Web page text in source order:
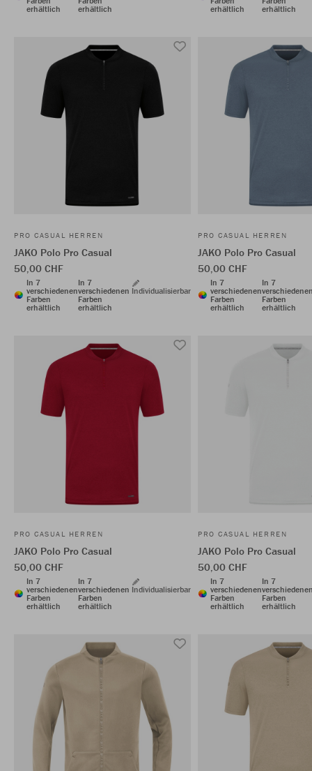
erhältlich
erhältlich
erhältlich
erhältlich
PRO CASUAL HERREN
JAKO Polo Pro Casual
50,00 CHF
In 7
verschiedenen
Farben
erhältlich
In 7
verschiedenen
Farben
erhältlich
Individualisierbar
PRO CASUAL HERREN
JAKO Polo Pro Casual
50,00 CHF
In 7
verschiedenen
Farben
erhältlich
In 7
Farben
erhältlich
PRO CASUAL HERREN
JAKO Polo Pro Casual
50,00 CHF
In 7
verschiedenen
Farben
erhältlich
In 7
verschiedenen
Farben
erhältlich
Individualisierbar
PRO CASUAL HERREN
JAKO Polo Pro Casual
50,00 CHF
In 7
verschiedenen
Farben
erhältlich
In 7
Farben
erhältlich